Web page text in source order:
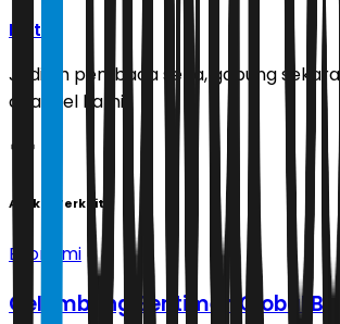
Ikuti
Jadilah pembaca setia, gabung
channel kami!
Artikel Terkait
Ekonomi
Gelombang Sentimen Global